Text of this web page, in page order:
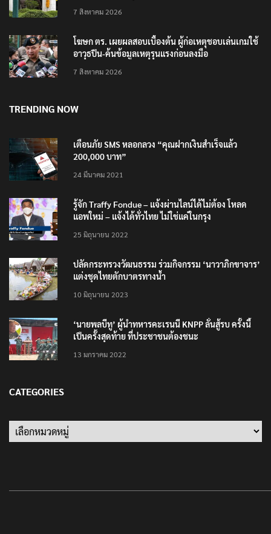
7 สิงหาคม 2026
โฆษก ตร. เผยผลสอบเบื้องต้น ผู้ก่อเหตุชอบเล่นเกมใช้
อาวุธปืน-ค้นข้อมูลเหตุรุนแรงก่อนลงมือ
7 สิงหาคม 2026
TRENDING NOW
เตือนภัย SMS หลอกลวง “คุณฝากเงินสำเร็จแล้ว
200,000 บาท”
24 มีนาคม 2021
รู้จัก Traffy Fondue – แจ้งผ่านไลน์ได้ไม่ต้อง โหลด
แอพใหม่ – แจ้งได้ทั่วไทย ไม่ใช่แค่ในกรุง
25 มิถุนายน 2022
ปลัดกระทรวงวัฒนธรรม ร่วมกิจกรรม ‘นาวาภิกขาจาร’
แต่งชุดไทยตักบาตรทางน้ำ
10 มิถุนายน 2023
‘นายพลบีทู’ ผู้นำทหารคะเรนนี KNPP ลั่นสู้รบ ครั้งนี้
เป็นครั้งสุดท้าย ที่ประชาชนต้องชนะ
13 มกราคม 2022
CATEGORIES
Categories